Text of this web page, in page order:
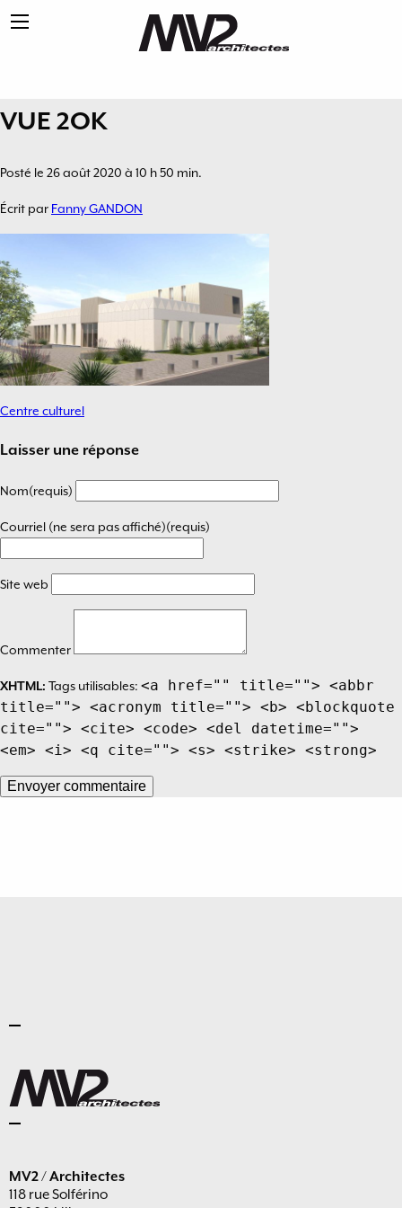
VUE 2OK
Posté le 26 août 2020 à 10 h 50 min.
Écrit par Fanny GANDON
Navigation
de
Centre culturel
Laisser une réponse
Nom(requis)
Courriel (ne sera pas affiché)(requis)
Site web
Commenter
XHTML: Tags utilisables: <a href="" title=""> <abbr
title=""> <acronym title=""> <b> <blockquote
cite=""> <cite> <code> <del datetime="">
<em> <i> <q cite=""> <s> <strike> <strong>
MV2 / Architectes
118 rue Solférino